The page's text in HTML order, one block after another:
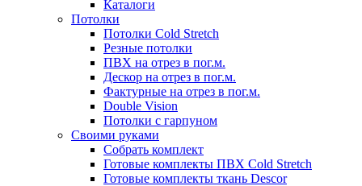
Каталоги
Потолки
Потолки Cold Stretch
Резные потолки
ПВХ на отрез в пог.м.
Дескор на отрез в пог.м.
Фактурные на отрез в пог.м.
Double Vision
Потолки с гарпуном
Своими руками
Собрать комплект
Готовые комплекты ПВХ Cold Stretch
Готовые комплекты ткань Descor